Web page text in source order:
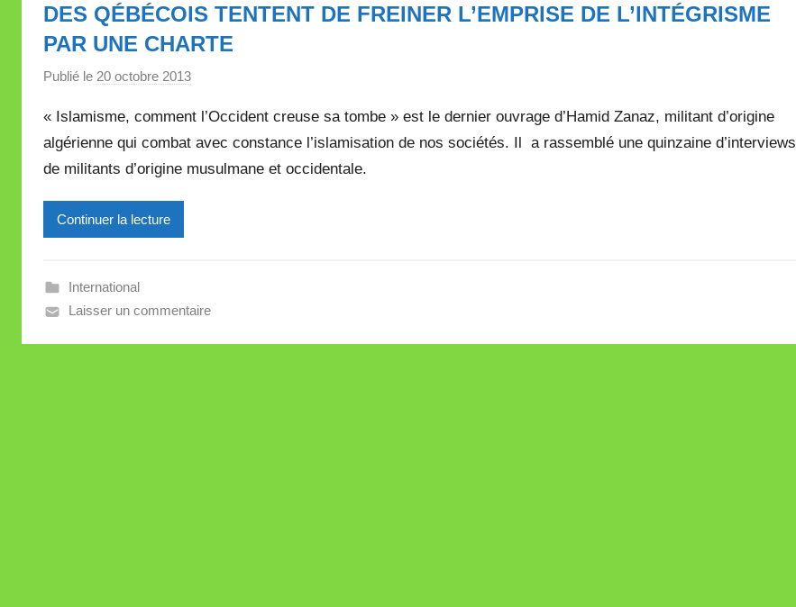
l
l
t
t
e
DES QÉBÉCOIS TENTENT DE FREINER L’EMPRISE DE L’INTÉGRISME
PAR UNE CHARTE
Publié le 20 octobre 2013
r
M
i
e
« Islamisme, comment l’Occident creuse sa tombe » est le dernier ouvrage d’Hamid Zanaz, militant d’origine
algérienne qui combat avec constance l’islamisation de nos sociétés. Il a rassemblé une quinzaine d’interviews
de militants d’origine musulmane et occidentale.
Continuer la lecture
International
Laisser un commentaire